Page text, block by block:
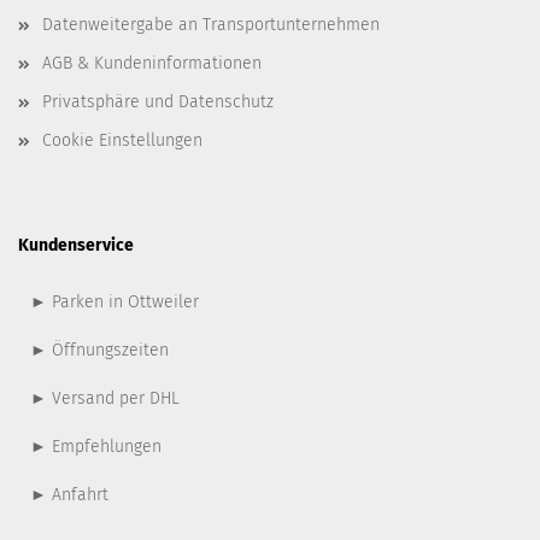
Datenweitergabe an Transportunternehmen
AGB & Kundeninformationen
Privatsphäre und Datenschutz
Cookie Einstellungen
Kundenservice
► Parken in Ottweiler
► Öffnungszeiten
► Versand per DHL
► Empfehlungen
► Anfahrt